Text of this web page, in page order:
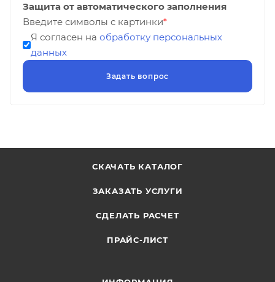
Защита от автоматического заполнения
Введите символы с картинки*
Я согласен на обработку персональных
данных
СКАЧАТЬ КАТАЛОГ
ЗАКАЗАТЬ УСЛУГИ
СДЕЛАТЬ РАСЧЕТ
ПРАЙС-ЛИСТ